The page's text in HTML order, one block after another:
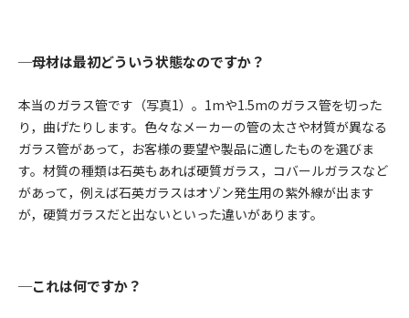
─母材は最初どういう状態なのですか？
本当のガラス管です（写真1）。1mや1.5mのガラス管を切った
り，曲げたりします。色々なメーカーの管の太さや材質が異なる
ガラス管があって，お客様の要望や製品に適したものを選びま
す。材質の種類は石英もあれば硬質ガラス，コバールガラスなど
があって，例えば石英ガラスはオゾン発生用の紫外線が出ます
が，硬質ガラスだと出ないといった違いがあります。
─これは何ですか？